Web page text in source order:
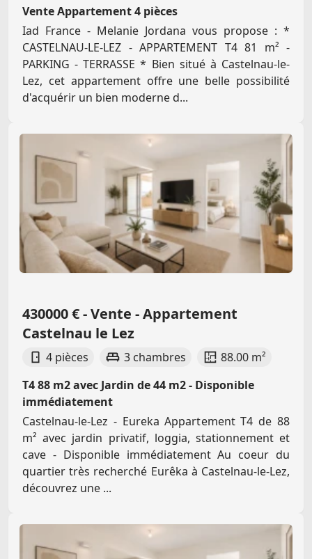
Vente Appartement 4 pièces
Iad France - Melanie Jordana vous propose : *
CASTELNAU-LE-LEZ - APPARTEMENT T4 81 m² -
PARKING - TERRASSE * Bien situé à Castelnau-le-
Lez, cet appartement offre une belle possibilité
d'acquérir un bien moderne d...
430000 € - Vente - Appartement
Castelnau le Lez
4 pièces 3 chambres
88.00 m²
T4 88 m2 avec Jardin de 44 m2 - Disponible
immédiatement
Castelnau-le-Lez - Eureka Appartement T4 de 88
m² avec jardin privatif, loggia, stationnement et
cave - Disponible immédiatement Au coeur du
quartier très recherché Eurêka à Castelnau-le-Lez,
découvrez une ...